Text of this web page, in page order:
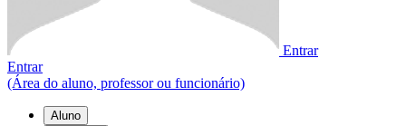
Entrar
Entrar
(Área do aluno, professor ou funcionário)
Aluno